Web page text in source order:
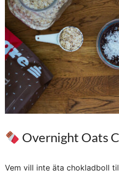
Overnight Oats
Vem vill inte äta chokladboll